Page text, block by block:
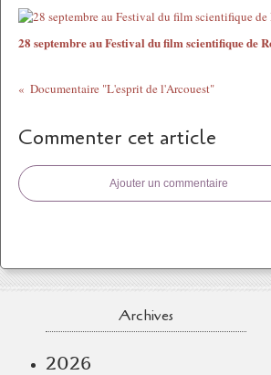
28 septembre au Festival du film scientifique de
Documentaire "L'esprit de l'Arcouest"
Commenter cet article
Ajouter un commentaire
Archives
2026